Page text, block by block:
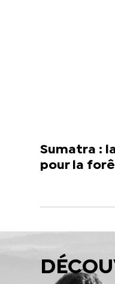
Sumatra :
pour la